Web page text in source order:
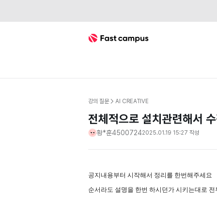
Fast Campus
강의 질문 AI CREATIVE
전체적으로 설치관련해서
황*훈45007242025.01.19 15:27 작성
공지내용부터 시작해서 정리를 한번해주세요
순서라도 설명을 한번 하시던가 시키는대로